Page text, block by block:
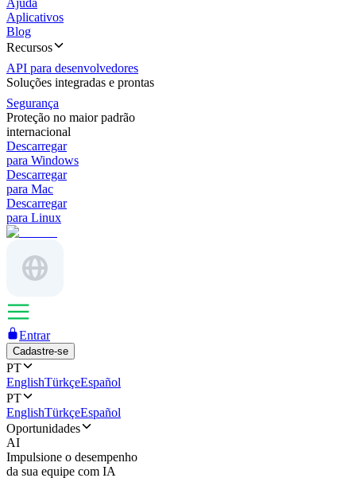
Ajuda
Aplicativos
Blog
Recursos
API para desenvolvedores
Soluções integradas e prontas
Segurança
Proteção no maior padrão
internacional
Descarregar
para Windows
Descarregar
para Mac
Descarregar
para Linux
Entrar
Cadastre-se
PT
EnglishTürkçeEspañol
PT
EnglishTürkçeEspañol
Oportunidades
AI
Impulsione o desempenho
da sua equipe com IA